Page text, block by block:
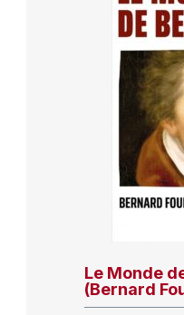
Le Monde
(Bernard